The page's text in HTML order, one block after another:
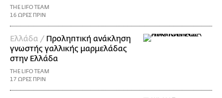
THE LIFO TEAM
16 ΩΡΕΣ ΠΡΙΝ
Ελλάδα / Προληπτική ανάκληση
γνωστής γαλλικής μαρμελάδας
στην Ελλάδα
THE LIFO TEAM
17 ΩΡΕΣ ΠΡΙΝ